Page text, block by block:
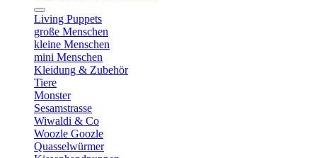
Living Puppets
große Menschen
kleine Menschen
mini Menschen
Kleidung & Zubehör
Tiere
Monster
Sesamstrasse
Wiwaldi & Co
Woozle Goozle
Quasselwürmer